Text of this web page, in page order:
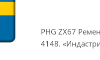
PHG ZX67
4148.